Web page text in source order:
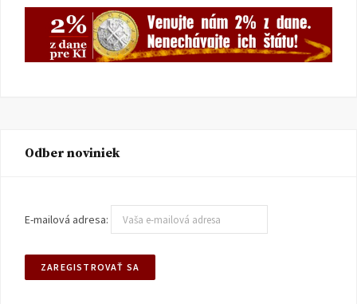
Odber noviniek
E-mailová adresa: